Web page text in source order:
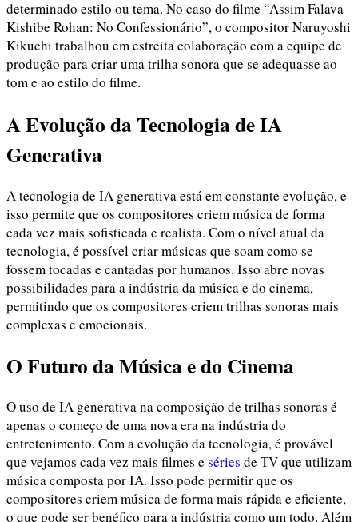
determinado estilo ou tema. No caso do filme “Assim Falava
Kishibe Rohan: No Confessionário”, o compositor Naruyoshi
Kikuchi trabalhou em estreita colaboração com a equipe de
produção para criar uma trilha sonora que se adequasse ao
tom e ao estilo do filme.
A Evolução da Tecnologia de IA
Generativa
A tecnologia de IA generativa está em constante evolução, e
isso permite que os compositores criem música de forma
cada vez mais sofisticada e realista. Com o nível atual da
tecnologia, é possível criar músicas que soam como se
fossem tocadas e cantadas por humanos. Isso abre novas
possibilidades para a indústria da música e do cinema,
permitindo que os compositores criem trilhas sonoras mais
complexas e emocionais.
O Futuro da Música e do Cinema
O uso de IA generativa na composição de trilhas sonoras é
apenas o começo de uma nova era na indústria do
entretenimento. Com a evolução da tecnologia, é provável
que vejamos cada vez mais filmes e séries de TV que utilizam
música composta por IA. Isso pode permitir que os
compositores criem música de forma mais rápida e eficiente,
o que pode ser benéfico para a indústria como um todo. Além